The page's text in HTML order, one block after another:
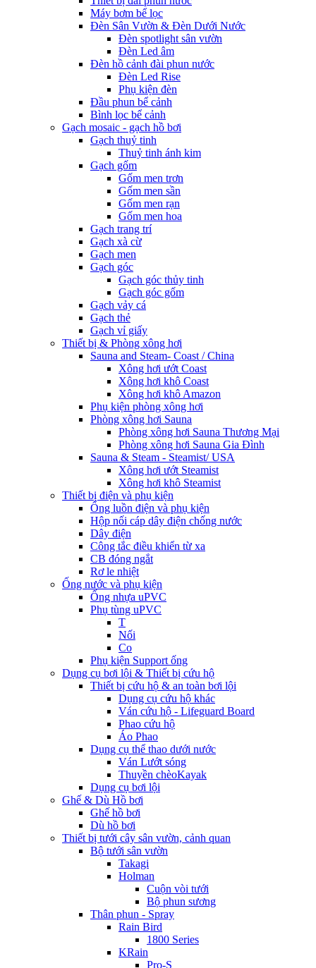
Máy bơm bể lọc
Đèn Sân Vườn & Đèn Dưới Nước
Đèn spotlight sân vườn
Đèn Led âm
Đèn hồ cảnh đài phun nước
Đèn Led Rise
Phụ kiện đèn
Đầu phun bể cảnh
Bình lọc bể cảnh
Gạch mosaic - gạch hồ bơi
Gạch thuỷ tinh
Thuỷ tinh ánh kim
Gạch gốm
Gốm men trơn
Gốm men sần
Gốm men rạn
Gốm men hoa
Gạch trang trí
Gạch xà cừ
Gạch men
Gạch góc
Gạch góc thủy tinh
Gạch góc gốm
Gạch vảy cá
Gạch thẻ
Gạch vỉ giấy
Thiết bị & Phòng xông hơi
Sauna and Steam- Coast / China
Xông hơi ướt Coast
Xông hơi khô Coast
Xông hơi khô Amazon
Phụ kiện phòng xông hơi
Phòng xông hơi Sauna
Phòng xông hơi Sauna Thương Mại
Phòng xông hơi Sauna Gia Đình
Sauna & Steam - Steamist/ USA
Xông hơi ướt Steamist
Xông hơi khô Steamist
Thiết bị điện và phụ kiện
Ống luồn điện và phụ kiện
Hộp nối cáp dây điện chống nước
Dây điện
Công tắc điều khiển từ xa
CB đóng ngắt
Rơ le nhiệt
Ống nước và phụ kiện
Ống nhựa uPVC
Phụ tùng uPVC
T
Nối
Co
Phụ kiện Support ống
Dụng cụ bơi lội & Thiết bị cứu hộ
Thiết bị cứu hộ & an toàn bơi lội
Dụng cụ cứu hộ khác
Ván cứu hộ - Lifeguard Board
Phao cứu hộ
Áo Phao
Dụng cụ thể thao dưới nước
Ván Lướt sóng
Thuyền chèoKayak
Dụng cụ bơi lội
Ghế & Dù Hồ bơi
Ghế hồ bơi
Dù hồ bơi
Thiết bị tưới cây sân vườn, cảnh quan
Bộ tưới sân vườn
Takagi
Holman
Cuộn vòi tưới
Bộ phun sương
Thân phun - Spray
Rain Bird
1800 Series
KRain
Pro-S